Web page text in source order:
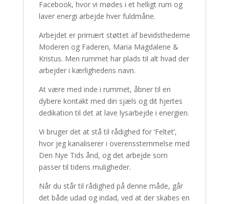
Facebook, hvor vi mødes i et helligt rum og
laver energi arbejde hver fuldmåne.
Arbejdet er primært støttet af bevidsthederne
Moderen og Faderen, Maria Magdalene &
Kristus. Men rummet har plads til alt hvad der
arbejder i kærlighedens navn.
At være med inde i rummet, åbner til en
dybere kontakt med din sjæls og dit hjertes
dedikation til det at lave lysarbejde i energien.
Vi bruger det at stå til rådighed for ‘Feltet’,
hvor jeg kanaliserer i overensstemmelse med
Den Nye Tids ånd, og det arbejde som
passer til tidens muligheder.
Når du står til rådighed på denne måde, går
det både udad og indad, ved at der skabes en